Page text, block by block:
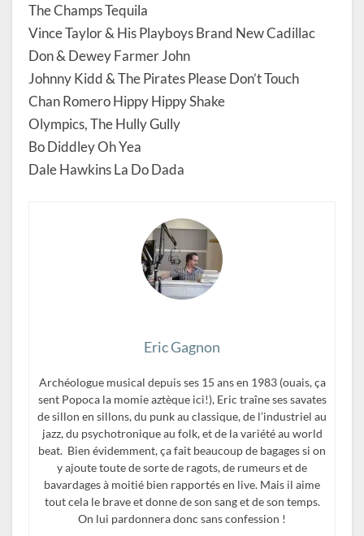
The Champs Tequila
Vince Taylor & His Playboys Brand New Cadillac
Don & Dewey Farmer John
Johnny Kidd & The Pirates Please Don’t Touch
Chan Romero Hippy Hippy Shake
Olympics, The Hully Gully
Bo Diddley Oh Yea
Dale Hawkins La Do Dada
Eric Gagnon
Archéologue musical depuis ses 15 ans en 1983 (ouais, ça
sent Popoca la momie aztèque ici!), Eric traîne ses savates
de sillon en sillons, du punk au classique, de l’industriel au
jazz, du psychotronique au folk, et de la variété au world
beat. Bien évidemment, ça fait beaucoup de bagages si on
y ajoute toute de sorte de ragots, de rumeurs et de
bavardages à moitié bien rapportés en live. Mais il aime
tout cela le brave et donne de son sang et de son temps.
On lui pardonnera donc sans confession !